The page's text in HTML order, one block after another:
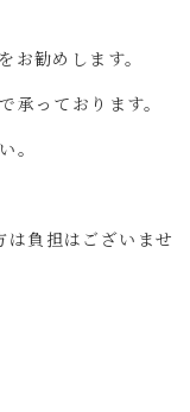
お勧めします。
承っております。
。
負担はございませ